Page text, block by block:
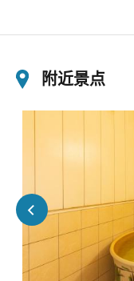
附近景点